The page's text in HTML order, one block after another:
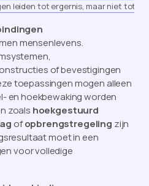
leiden tot ergernis, maar niet tot
mensenlevens.
of bevestigingen
toepassingen mogen alleen
en hoekbewaking worden
zoals hoekgestuurd
ofopbrengstregeling zijn
moet in een
voor volledige